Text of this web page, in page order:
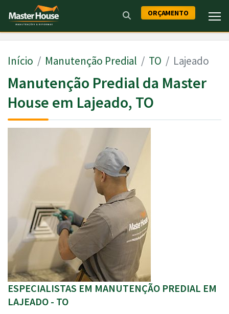
ORÇAMENTO
Início Manutenção Predial TO Lajeado
Manutenção Predial da Master
House em Lajeado, TO
ESPECIALISTAS EM MANUTENÇÃO PREDIAL EM
LAJEADO - TO